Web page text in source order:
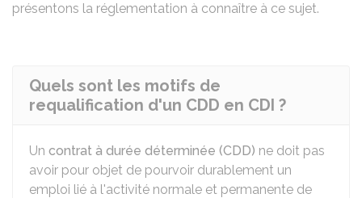
présentons la réglementation à connaître à ce sujet.
Quels sont les motifs de
requalification d'un CDD en CDI ?
Un contrat à durée déterminée (CDD) ne doit pas
avoir pour objet de pourvoir durablement un
emploi lié à l'activité normale et permanente de